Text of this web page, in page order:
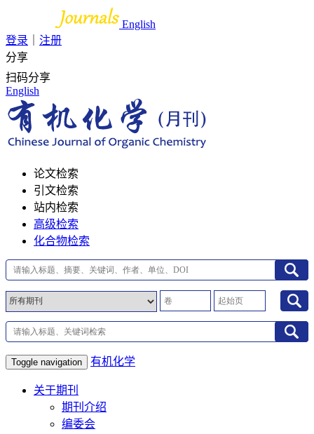
English
登录
注册
分享
扫码分享
English
论文检索
引文检索
站内检索
高级检索
化合物检索
Toggle navigation 有机化学
关于期刊
期刊介绍
编委会